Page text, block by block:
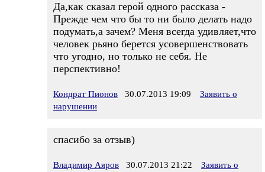
Да,как сказал герой одного рассказа -
Прежде чем что бы то ни было делать надо
подумать,а зачем? Меня всегда удивляет,что
человек рьяно берется усовершенствовать
что угодно, но только не себя. Не
перспективно!
Кондрат Пионов 30.07.2013 19:09
Заявить о
нарушении
спасибо за отзыв)
Владимир Аяров 30.07.2013 21:22
Заявить о